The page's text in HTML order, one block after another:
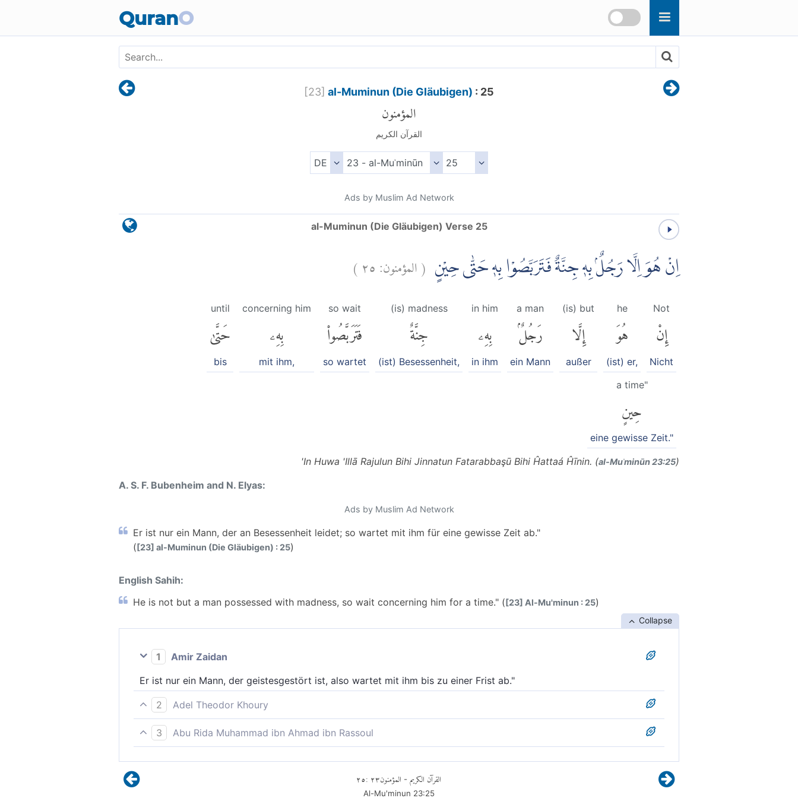
QuranO
[23] al-Muminun (Die Gläubigen) : 25
المؤمنون
القرآن الكريم
Ads by Muslim Ad Network
al-Muminun (Die Gläubigen) Verse 25
اِنْ هُوَ اِلَّا رَجُلٌۢ بِهٖ جِنَّةٌ فَتَرَبَّصُوْا بِهٖ حَتّٰى حِيْنٍ (المؤمنون:٢٥)
Not
إِنْ
Nicht
he
هُوَ
(ist) er,
(is) but
إِلَّا
außer
a man
رَجُلٌۢ
ein Mann
in him
بِهِۦ
in ihm
(is) madness
جِنَّةٌ
(ist) Besessenheit,
so wait
فَتَرَبَّصُوا۟
so wartet
concerning him
بِهِۦ
mit ihm,
until
حَتَّىٰ
bis
a time"
حِينٍ
eine gewisse Zeit."
'In Huwa 'Illā Rajulun Bihi Jinnatun Fatarabbaşū Bihi Ĥattaá Ĥīnin. (al-Muʾminūn 23:25)
A. S. F. Bubenheim and N. Elyas:
Ads by Muslim Ad Network
Er ist nur ein Mann, der an Besessenheit leidet; so wartet mit ihm für eine gewisse Zeit ab."
([23] al-Muminun (Die Gläubigen) : 25)
English Sahih:
He is not but a man possessed with madness, so wait concerning him for a time." ([23] Al-Mu'minun : 25)
Collapse
1
Amir Zaidan
Er ist nur ein Mann, der geistesgestört ist, also wartet mit ihm bis zu einer Frist ab."
2
Adel Theodor Khoury
Er ist nur ein Mann, der an Besessenheit leidet. So wartet mit ihm eine Weile ab."
3
Abu Rida Muhammad ibn Ahmad ibn Rassoul
القرآن الكريم - المؤمنون٢٣:٢٥
Al-Mu'minun 23:25